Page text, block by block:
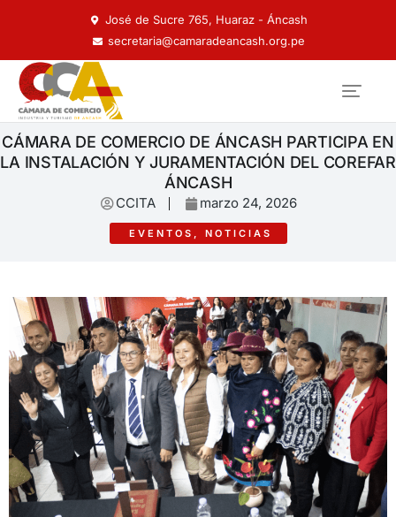
José de Sucre 765, Huaraz - Áncash
secretaria@camaradeancash.org.pe
CÁMARA DE COMERCIO DE ÁNCASH PARTICIPA EN
LA INSTALACIÓN Y JURAMENTACIÓN DEL COREFAR
ÁNCASH
CCITA marzo 24, 2026
EVENTOS , NOTICIAS